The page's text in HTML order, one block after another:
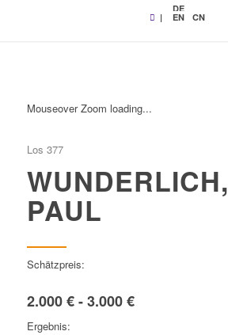
|
DE
EN CN
Mouseover Zoom loading...
Los 377
WUNDERLICH,
PAUL
Schätzpreis:
2.000 € - 3.000 €
Ergebnis: